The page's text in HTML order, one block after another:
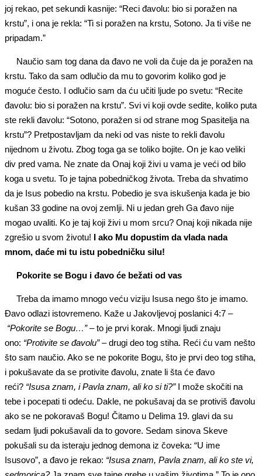
joj rekao, pet sekundi kasnije: “Reci đavolu: bio si poražen na
krstu”, i ona je rekla: “Ti si poražen na krstu, Sotono. Ja ti više ne
pripadam.”
Naučio sam tog dana da đavo ne voli da čuje da je poražen na
krstu. Tako da sam odlučio da mu to govorim koliko god je
moguće često. I odlučio sam da ću učiti ljude po svetu: “Recite
đavolu: bio si poražen na krstu”. Svi vi koji ovde sedite, koliko puta
ste rekli đavolu: “Sotono, poražen si od strane mog Spasitelja na
krstu”? Pretpostavljam da neki od vas niste to rekli đavolu
nijednom u životu. Zbog toga ga se toliko bojite. On je kao veliki
div pred vama. Ne znate da Onaj koji živi u vama je veći od bilo
koga u svetu. To je tajna pobedničkog života. Treba da shvatimo
da je Isus pobedio na krstu. Pobedio je sva iskušenja kada je bio
kušan 33 godine na ovoj zemlji. Ni u jedan greh Ga đavo nije
mogao uvaliti. Ko je taj koji živi u mom srcu? Onaj koji nikada nije
zgrešio u svom životu! I ako Mu dopustim da vlada nada
mnom, daće mi tu istu pobedničku silu!
Pokorite se Bogu i đavo će bežati od vas
Treba da imamo mnogo veću viziju Isusa nego što je imamo.
Đavo odlazi istovremeno. Kaže u Jakovljevoj poslanici 4:7 –
“Pokorite se Bogu…”– to je prvi korak. Mnogi ljudi znaju
ono: “Protivite se đavolu”– drugi deo tog stiha. Reći ću vam nešto
što sam naučio. Ako se ne pokorite Bogu, što je prvi deo tog stiha,
i pokušavate da se protivite đavolu, znate li šta će đavo
reći? “Isusa znam, i Pavla znam, ali ko si ti?”I može skočiti na
tebe i pocepati ti odeću. Dakle, ne pokušavaj da se protiviš đavolu
ako se ne pokoravaš Bogu! Čitamo u Delima 19. glavi da su
sedam ljudi pokušavali da to govore. Sedam sinova Skeve
pokušali su da isteraju jednog demona iz čoveka: “U ime
Isusovo”, a đavo je rekao: “Isusa znam, Pavla znam, ali ko ste vi,